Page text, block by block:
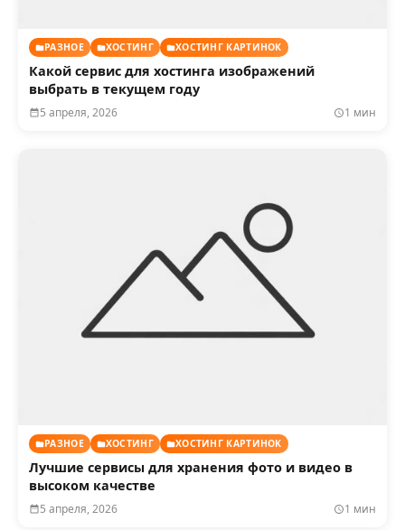
РАЗНОЕ ХОСТИНГ ХОСТИНГ КАРТИНОК
Какой сервис для хостинга изображений
выбрать в текущем году
5 апреля, 2026 1 мин
РАЗНОЕ ХОСТИНГ ХОСТИНГ КАРТИНОК
Лучшие сервисы для хранения фото и видео в
высоком качестве
5 апреля, 2026 1 мин